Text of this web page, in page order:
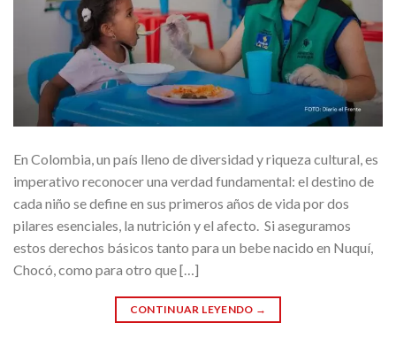
En Colombia, un país lleno de diversidad y riqueza cultural, es
imperativo reconocer una verdad fundamental: el destino de
cada niño se define en sus primeros años de vida por dos
pilares esenciales, la nutrición y el afecto. Si aseguramos
estos derechos básicos tanto para un bebe nacido en Nuquí,
Chocó, como para otro que […]
CONTINUAR LEYENDO →